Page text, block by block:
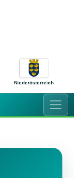
Niederösterreich